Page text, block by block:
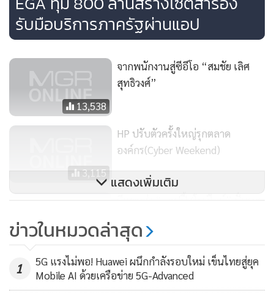
ก้องโลก จากค่ายกันตนา โดยเดลล์หวังเพิ่มส่วนแบ่งในปีนี้ให้
มากกว่า 10% หลังจากตลาดเริ่มเติบโตอย่างช้าๆ ช่วงปีที่ผ่านมา
และครั้งนี้ถือเป็นการรุกตลาดที่มีมูลค่าหลายสิบล้านบาทในการ
เนรมิตสวนน้ำการ์ตูนเน็ทเวิร์คอเมโซนแห่งแรกของโลก ให้มี
เทคโนโลยีพร้อมสำหรับการอำนวยความสะดวกอย่างแท้จริง
รับมือบริการภาครัฐผ่านแอป
13,538
จากพนักงานสู่ซีอีโอ “สมชัย เลิศ
สุทธิวงศ์”
3,115
HP ปรับตัวครั้งใหญ่รุกตลาด
องค์กร(Cyber Weekend)
3,976
ดีแทคส่ง “แฮปปี้สโนว์ไวท์” ปั่นราย
แสดงเพิ่มเติม
ข่าวในหมวดล่าสุด
1
5G แรงไม่พอ! Huawei ผนึกกำลังรอบใหม่ เข็นไทยสู่ยุค
Mobile AI ด้วยเครือข่าย 5G-Advanced